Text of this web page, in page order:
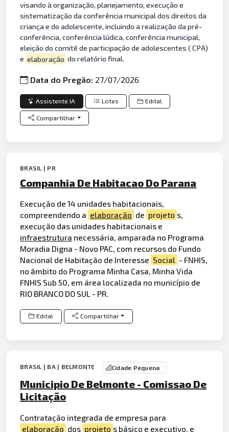
visando à organização, planejamento, execução e
sistematização da conferência municipal dos direitos da
criança e do adolescente, incluindo a realização da pré-
conferência, conferência lúdica, conferência municipal,
eleição do comitê de participação de adolescentes ( CPA)
e elaboração do relatório final.
Data do Pregão: 27/07/2026
Assistente IA Lotes Edital
Compartilhar
BRASIL | PR
Companhia De Habitacao Do Parana
Execução de 14 unidades habitacionais,
compreendendo a elaboração de projeto s,
execução das unidades habitacionais e
infraestrutura necessária, amparada no Programa
Moradia Digna - Novo PAC, com recursos do Fundo
Nacional de Habitação de Interesse Social - FNHIS,
no âmbito do Programa Minha Casa, Minha Vida
FNHIS Sub 50, em área localizada no município de
RIO BRANCO DO SUL - PR.
Edital Compartilhar
BRASIL | BA | BELMONTE Cidade Pequena
Municipio De Belmonte - Comissao De
Licitação
Contratação integrada de empresa para
elaboração dos projeto s básico e executivo, e